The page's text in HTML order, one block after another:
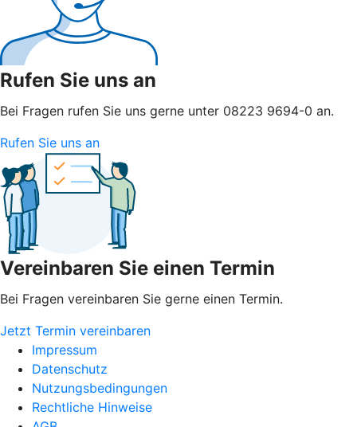
Rufen Sie uns an
Bei Fragen rufen Sie uns gerne unter 08223 9694-0 an.
Rufen Sie uns an
Vereinbaren Sie einen Termin
Bei Fragen vereinbaren Sie gerne einen Termin.
Jetzt Termin vereinbaren
Impressum
Datenschutz
Nutzungsbedingungen
Rechtliche Hinweise